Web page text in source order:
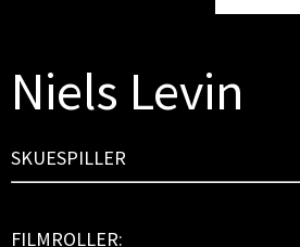
Niels Levin
SKUESPILLER
FILMROLLER: